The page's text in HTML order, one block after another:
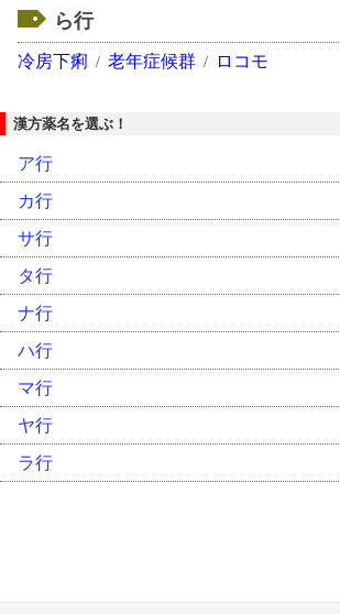
ら行
冷房下痢 老年症候群 ロコモ
漢方薬名を選ぶ！
ア行
安中散（ｱﾝﾁｭｳｻﾝ）
胃苓湯（ｲﾚｲﾄｳ）
茵蔯蒿湯（ｲﾝﾁﾝｺｳﾄｳ）
温経湯（ｳﾝｹｲﾄｳ）
温清飲（ｳﾝｾｲｲﾝ）
越婢加朮湯（ｴｯﾋﾟｶｼﾞｭﾂﾄｳ）
カ行
藿香正気散（ｶｯｺｳｼｮｳｷｻﾝ）
葛根湯（ｶｯｺﾝﾄｳ）
葛根湯加川芎辛夷（ｶｯｺﾝﾄｳｶｾﾝｷｭｳｼﾝｲ）
加味逍遙散（ｶﾐｼｮｳﾖｳｻﾝ）
帰脾湯（ｷﾋﾄｳ）
芎帰調血飲（ｷｭｳｷﾁｮｳｹﾂｲﾝ）
サ行
柴胡加竜骨牡蛎湯（ｻｲｺｶﾘｭｳｺﾂﾎﾞﾚｲﾄｳ）
柴胡桂枝乾姜湯（ｻｲｺｹｲｼｶﾝｷｮｳﾄｳ）
柴胡桂枝湯（ｻｲｺｹｲｼﾄｳ）
柴胡清肝湯（ｻｲｺｾｲｶﾝﾄｳ）
三黄瀉心湯（ｻﾝｵｳｼｬｼﾝﾄｳ）
滋陰降火湯（ｼﾞｲﾝｺｳｶﾄｳ）
タ行
大建中湯（ﾀﾞｲｹﾝﾁｭｳﾄｳ）
大柴胡湯（ﾀﾞｲｻｲｺﾄｳ）
大承気湯（ﾀﾞｲｼﾞｮｳｷﾄｳ）
竹筎温胆湯（ﾁｸｼﾞｮｳﾝﾀﾝﾄｳ）
調胃承気湯（ﾁｮｳｲｼﾞｮｳｷﾄｳ）
釣藤散（ﾁｮｳﾄｳｻﾝ）
ナ行
二陳湯（ﾆﾁﾝﾄｳ）
女神散（ﾆｮｼﾝｻﾝ）
人参湯（ﾆﾝｼﾞﾝﾄｳ）
人参養栄湯（ﾆﾝｼﾞﾝﾖｳｴｲﾄｳ）
ハ行
排膿散及湯（ﾊｲﾉｳｻﾝｷｭｳﾄｳ）
麦門冬湯（ﾊﾞｸﾓﾝﾄﾞｳﾄｳ）
八味地黄丸（ﾊﾁﾐｼﾞｵｳｶﾞﾝ）
半夏厚朴湯（ﾊﾝｹﾞｺｳﾎﾞｸﾄｳ）
マ行
麻黄湯（ﾏｵｳﾄｳ）
麻黄附子細辛湯（ﾏｵｳﾌﾞｼｻｲｼﾝﾄｳ）
ヤ行
抑肝散（ﾖｸｶﾝｻﾝ）
ラ行